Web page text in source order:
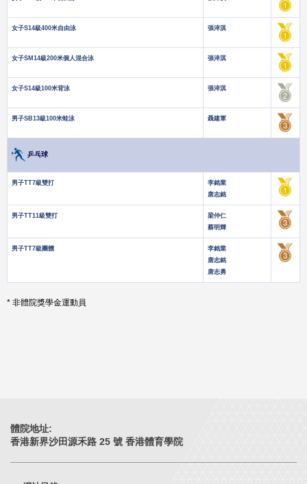
女子S14級400米自由泳 張淬淇
女子SM14級200米個人混合泳 張淬淇
女子S14級100米背泳 張淬淇
男子SB13級100米蛙泳 聶建軍
乒乓球
男子TT7級雙打
李銘業
唐志銘
男子TT11級雙打
梁仲仁
蔡明輝
男子TT7級團體
李銘業
唐志銘
唐志勇
* 非體院獎學金運動員
體院地址:
香港新界沙田源禾路 25 號 香港體育學院